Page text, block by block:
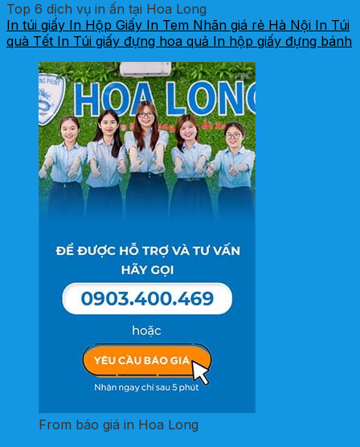
Top 6 dịch vụ in ấn tại Hoa Long
In túi giấy In Hộp Giấy In Tem Nhãn giá rẻ Hà Nội In Túi
quà Tết In Túi giấy đựng hoa quả In hộp giấy đựng bánh
From báo giá in Hoa Long